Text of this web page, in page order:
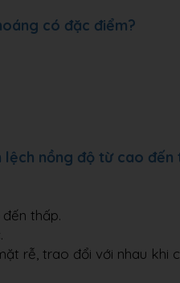
có đặc điểm?
lệch nồng độ từ cao đến
thấp.
rễ, trao đổi với nhau khi